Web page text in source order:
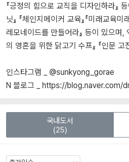
『긍정의 힘으로 교직을 디자인하라』
닛』 『체인지메이커 교육』『미래교육
레모네이드를 만들어라』 등이 있으며,
의 영혼을 위한 닭고기 수프』 『인문 고
인스타그램 _ @sunkyong_gorae
N 블로그 _ https://blog.naver.com/
국내도서
(25)